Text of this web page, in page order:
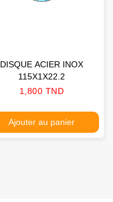
DISQUE ACIER INOX
115X1X22.2
Prix
1,800 TND
Ajouter au panier